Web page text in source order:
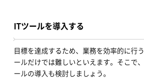
ITツールを導入する
目標を達成するため、業務を効率的に行
ールだけでは難しいといえます。そこで
ールの導入も検討しましょう。